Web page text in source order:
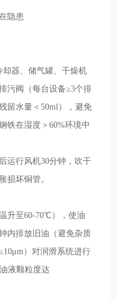
隐患
器、储气罐、干燥机
污阀（每台设备≥3个排
留水量＜50ml），避免
铁在湿度＞60%环境中
运行风机30分钟，吹干
损坏铜管。
升至60-70℃），使油
内排放旧油（避免杂质
）对润滑系统进行
液颗粒度达